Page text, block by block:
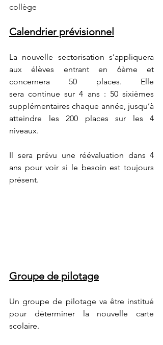
collège
Calendrier prévisionnel
La nouvelle sectorisation s’applique
aux élèves entrant en 6ème
et
concernera
sera continue sur 4 ans : 50
supplémentaires chaque année, jusqu’à
atteindre les 200 places sur les 4
niveaux.
Il sera prévu une réévaluation dans 4
ans pour voir si le besoin est toujours
présent.
Groupe de pilotage
Un groupe de pilotage va être institué
pour déterminer la nouvelle carte
scolaire.